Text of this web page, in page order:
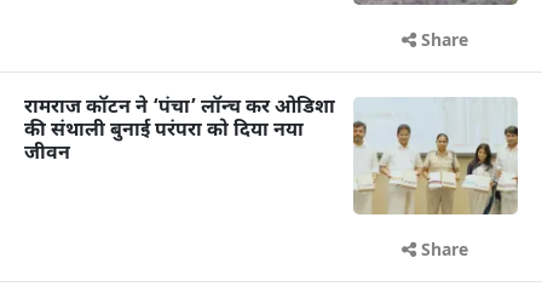
Share
रामराज कॉटन ने ‘पंचा’ लॉन्च कर ओडिशा
की संथाली बुनाई परंपरा को दिया नया
जीवन
Share